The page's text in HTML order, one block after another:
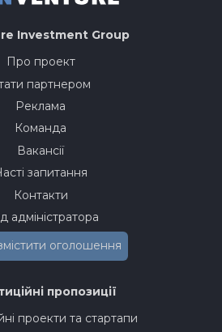
Investment Group
Про проект
партнером
Реклама
Команда
Вакансії
запитання
Контакти
адміністратора
оголошення
пропозиції
проекти та стартапи